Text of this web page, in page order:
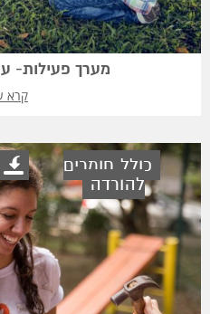
מערך פעילות-
קרא
כולל חומרים
להורדה